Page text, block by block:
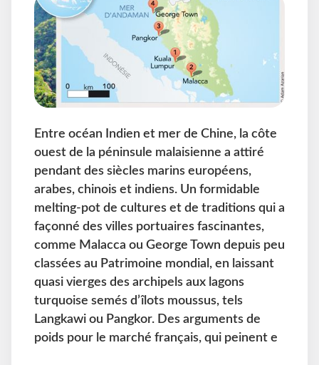
Entre océan Indien et mer de Chine, la côte
ouest de la péninsule malaisienne a attiré
pendant des siècles marins européens,
arabes, chinois et indiens. Un formidable
melting-pot de cultures et de traditions qui a
façonné des villes portuaires fascinantes,
comme Malacca ou George Town depuis peu
classées au Patrimoine mondial, en laissant
quasi vierges des archipels aux lagons
turquoise semés d’îlots moussus, tels
Langkawi ou Pangkor. Des arguments de
poids pour le marché français, qui peinent e